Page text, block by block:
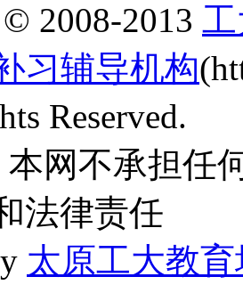
2008-2013
习辅导机构
Reserved.
网不承担任
法律责任
太原工大教